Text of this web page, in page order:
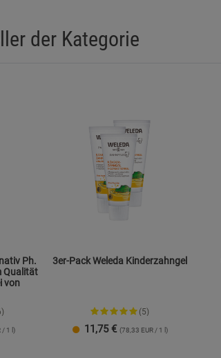
der Kategorie
Ph.
Qualität
von
/ 1 l)
3er-Pack Weleda Kinderzahngel
(5)
11,75 € (78,33 EUR / 1 l)
Datenschutzerklärung